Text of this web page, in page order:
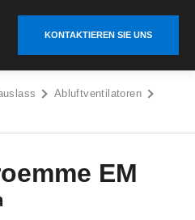
KONTAKTIEREN SIE UNS
Abluftventilatoren
EM